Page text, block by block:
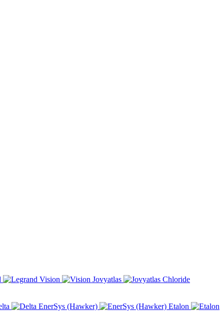
Vision Jovyatlas Chloride
EnerSys (Hawker)
Etalon